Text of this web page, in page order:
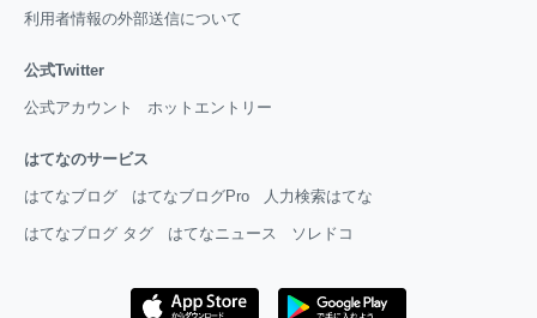
利用者情報の外部送信について
公式Twitter
公式アカウント ホットエントリー
はてなのサービス
はてなブログ はてなブログPro 人力検索はてな
はてなブログ タグ はてなニュース ソレドコ